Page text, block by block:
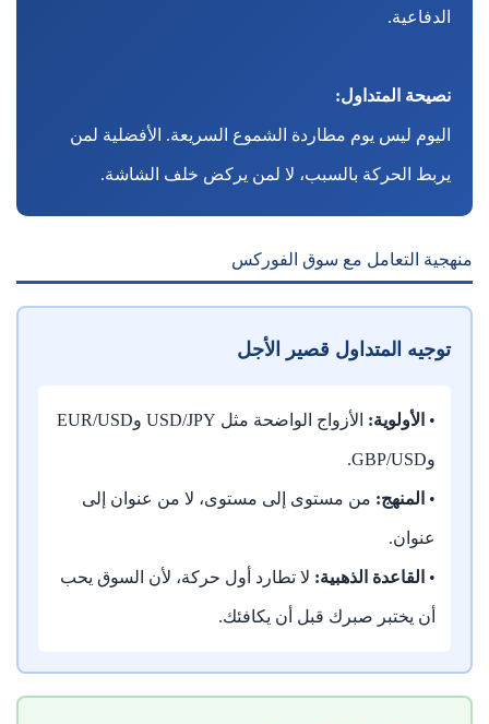
الدفاعية.
نصيحة المتداول:
اليوم ليس يوم مطاردة الشموع السريعة. الأفضلية لمن
يربط الحركة بالسبب، لا لمن يركض خلف الشاشة.
منهجية التعامل مع سوق الفوركس
توجيه المتداول قصير الأجل
• الأولوية: الأزواج الواضحة مثل USD/JPY وEUR/USD
وGBP/USD.
• المنهج: من مستوى إلى مستوى، لا من عنوان إلى
عنوان.
• القاعدة الذهبية: لا تطارد أول حركة، لأن السوق يحب
أن يختبر صبرك قبل أن يكافئك.